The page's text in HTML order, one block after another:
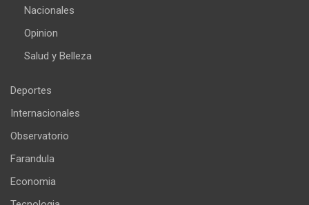
Nacionales
Opinion
Salud y Belleza
Deportes
Internacionales
Observatorio
Farandula
Economia